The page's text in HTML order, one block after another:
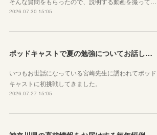
2026.07.30 15:05
ポッドキャストで夏の勉強についてお話ししています！
いつもお世話になっている宮崎先生に誘われてポッド
キャストに初挑戦してきました。
2026.07.27 15:05